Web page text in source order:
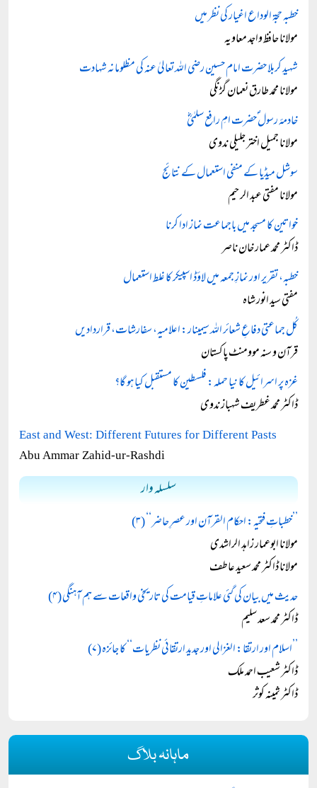
خطبہ حجۃ الوداع اغیار کی نظر میں
مولانا حافظ واجد معاویہ
شہیدِ کربلا حضرت امام حسین رضی اللہ تعالیٰ عنہ کی مظلومانہ شہادت
مولانا محمد طارق نعمان گڑنگی
خادمۂ رسول ؐحضرت امِ رافع سلمٰیؓ
مولانا جمیل اختر جلیلی ندوی
سوشل میڈیا کے منفی استعمال کے نتائج
مولانا مفتی عبد الرحیم
خواتین کا مسجد میں باجماعت نماز ادا کرنا
ڈاکٹر محمد عمار خان ناصر
خطبہ، تقریر اور نمازِ جمعہ میں لاؤڈ اسپیکر کا غلط استعمال
مفتی سید انور شاہ
کُل جماعتی دفاعِ شعائر اللہ سیمینار: اعلامیہ، سفارشات، قراردادیں
قرآن و سنہ موومنٹ پاکستان
غزہ پر اسرائیل کا نیا حملہ: فلسطین کا مستقبل کیا ہو گا؟
ڈاکٹر محمد غطریف شہباز ندوی
East and West: Different Futures for Different Pasts
Abu Ammar Zahid-ur-Rashdi
سلسلہ وار
’’خطباتِ فتحیہ: احکام القرآن اور عصرِ حاضر‘‘ (۳)
مولانا ابوعمار زاہد الراشدی
مولانا ڈاکٹر محمد سعید عاطف
حدیث میں بیان کی گئی علاماتِ قیامت کی تاریخی واقعات سے ہم آہنگی (۴)
ڈاکٹر محمد سعد سلیم
’’اسلام اور ارتقا: الغزالی اور جدید ارتقائی نظریات‘‘ کا جائزہ (۷)
ڈاکٹر شعیب احمد ملک
ڈاکٹر ثمینہ کوثر
ماہانہ بلاگ